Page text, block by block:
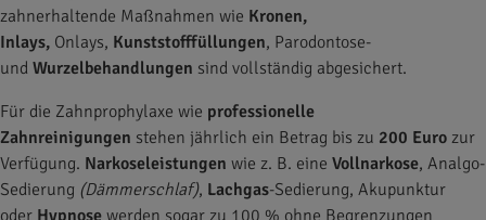
zahnerhaltende Maßnahmen wie Kronen,
Inlays, Onlays, Kunststofffüllungen, Parodontose-
und Wurzelbehandlungen sind vollständig abgesichert.
Für die Zahnprophylaxe wie professionelle
Zahnreinigungen stehen jährlich ein Betrag bis zu 200 Euro zur
Verfügung. Narkoseleistungen wie z. B. eine Vollnarkose, Analgo-
Sedierung (Dämmerschlaf), Lachgas-Sedierung, Akupunktur
oder Hypnose werden sogar zu 100 % ohne Begrenzungen